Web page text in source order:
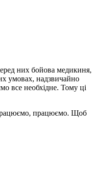
них бойова медикиня,
умовах, надзвичайно
все необхідне. Тому ці
працюємо. Щоб